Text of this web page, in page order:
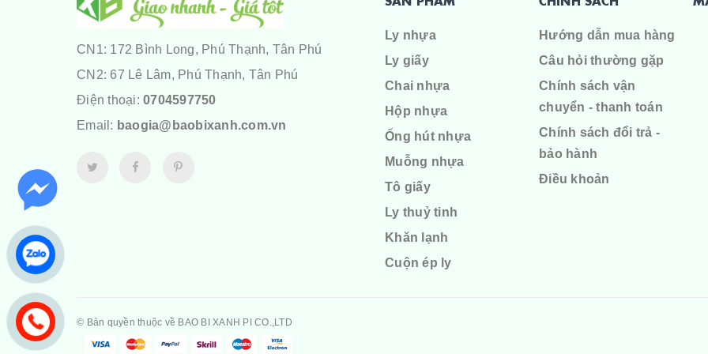
CN1: 172 Bình Long, Phú Thạnh, Tân Phú
CN2: 67 Lê Lâm, Phú Thạnh, Tân Phú
Điện thoại: 0704597750
Email: baogia@baobixanh.com.vn
Ly nhựa
Ly giấy
Chai nhựa
Hộp nhựa
Ống hút nhựa
Muỗng nhựa
Tô giấy
Ly thuỷ tinh
Khăn lạnh
Cuộn ép ly
Hướng dẫn mua hàng
Câu hỏi thường gặp
Chính sách vận
chuyển - thanh toán
Chính sách đổi trả -
bảo hành
Điều khoản
© Bản quyền thuộc về BAO BI XANH PI CO.,LTD